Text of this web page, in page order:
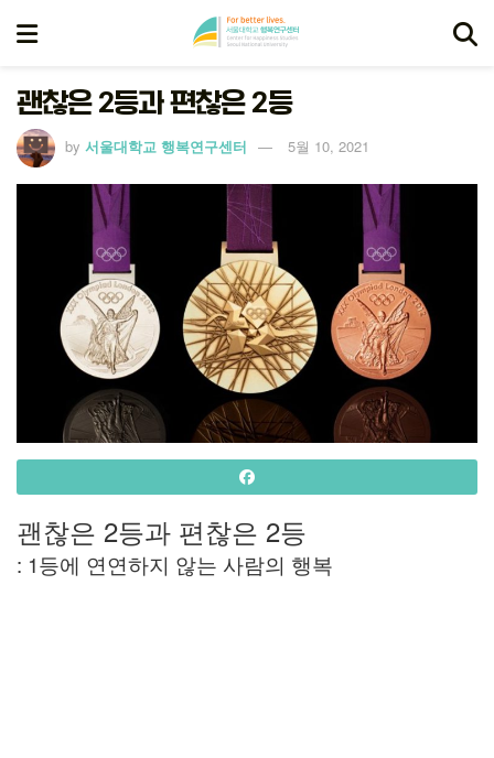
괜찮은 2등과 편찮은 2등
by 서울대학교 행복연구센터 5월 10, 2021
괜찮은 2등과 편찮은 2등
: 1등에 연연하지 않는 사람의 행복